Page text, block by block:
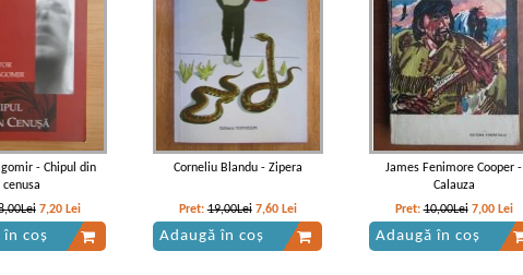
- Chipul din
cenusa
7,20 Lei
în coș
Corneliu Blandu - Zipera
Pret:19,00Lei 7,60 Lei
Adaugă în coș
James Fenimore Cooper -
Calauza
Pret:10,00Lei 7,00 Lei
Adaugă în coș